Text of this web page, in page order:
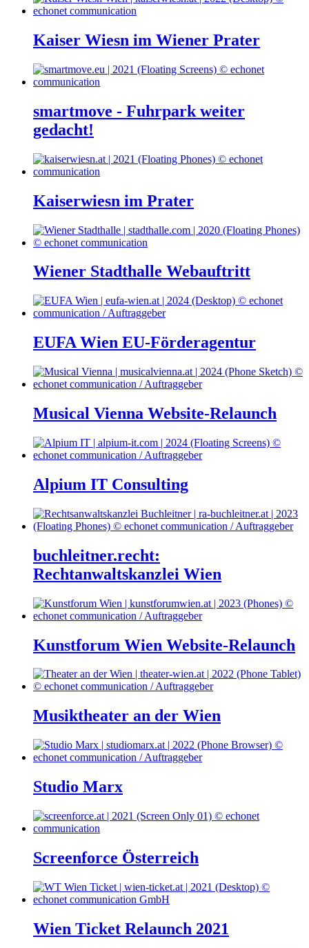
Kaiser Wiesn im Wiener Prater
smartmove - Fuhrpark weiter
gedacht!
Kaiserwiesn im Prater
Wiener Stadthalle Webauftritt
EUFA Wien EU-Förderagentur
Musical Vienna Website-Relaunch
Alpium IT Consulting
buchleitner.recht:
Rechtanwaltskanzlei Wien
Kunstforum Wien Website-Relaunch
Musiktheater an der Wien
Studio Marx
Screenforce Österreich
Wien Ticket Relaunch 2021